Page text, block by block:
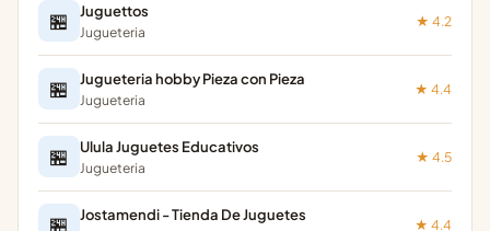
🏪 Juguettos
Jugueteria
★ 4.2
🏪 Jugueteria hobby Pieza con Pieza
Jugueteria
★ 4.4
🏪 Ulula Juguetes Educativos
Jugueteria
★ 4.5
🏪 Jostamendi - Tienda De Juguetes
★ 4.4